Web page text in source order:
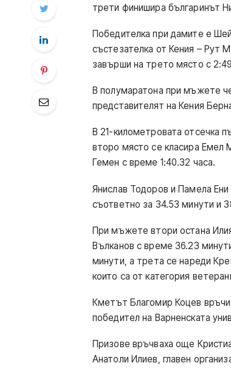
трети финишира българинът
Победителка при дамите е
състезателка от Кения – Рут
завърши на трето място с
В полумаратона при мъжете
представителят на Кения
В 21-километровата отсечка
второ място се класира Емел
Гемен с време 1:40.32 часа.
Янислав Тодоров и Памела
съответно за 34.53 минути и
При мъжете втори остана
Вълканов с време 36.23
минути, а трета се нареди
които са от категория
Кметът Благомир Коцев връчи
победител на Варненската
Призове връчваха още
Анатоли Илиев, главен